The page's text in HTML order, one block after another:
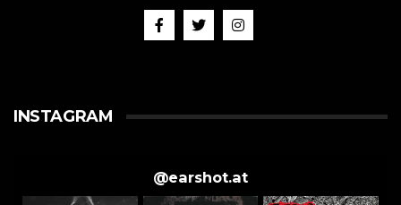
INSTAGRAM
@earshot.at